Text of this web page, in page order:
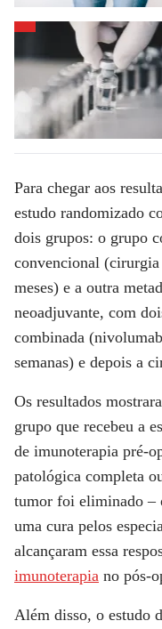
Para chegar aos
estudo randomizado
dois grupos: o grupo
convencional
meses) e a outra
neoadjuvante, com
combinada
semanas) e depois a
Os resultados
grupo que recebeu a
de imunoterapia pré-
patológica completa
tumor foi eliminado –
uma cura pelos
alcançaram essa
imunoterapia no pós-
Além disso, o estudo